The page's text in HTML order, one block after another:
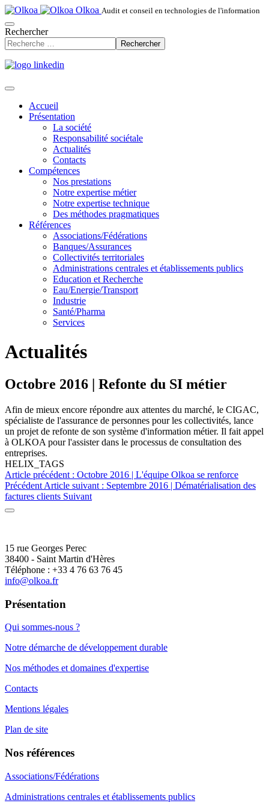
Olkoa Audit et conseil en technologies de l'information
Rechercher
Rechercher
Accueil
Présentation
La société
Responsabilité sociétale
Actualités
Contacts
Compétences
Nos prestations
Notre expertise métier
Notre expertise technique
Des méthodes pragmatiques
Références
Associations/Fédérations
Banques/Assurances
Collectivités territoriales
Administrations centrales et établissements publics
Education et Recherche
Eau/Energie/Transport
Industrie
Santé/Pharma
Services
Actualités
Octobre 2016 | Refonte du SI métier
Afin de mieux encore répondre aux attentes du marché, le CIGAC,
spécialiste de l'assurance de personnes pour les collectivités, lance
un projet de refonte de son système d'information métier. Il fait appel
à OLKOA pour l'assister dans le processus de consultation des
entreprises.
HELIX_TAGS
Article précédent : Octobre 2016 | L'équipe Olkoa se renforce
Précédent Article suivant : Septembre 2016 | Dématérialisation des
factures clients Suivant
15 rue Georges Perec
38400 - Saint Martin d'Hères
Téléphone : +33 4 76 63 76 45
info@olkoa.fr
Présentation
Qui sommes-nous ?
Notre démarche de développement durable
Nos méthodes et domaines d'expertise
Contacts
Mentions légales
Plan de site
Nos références
Associations/Fédérations
Administrations centrales et établissements publics